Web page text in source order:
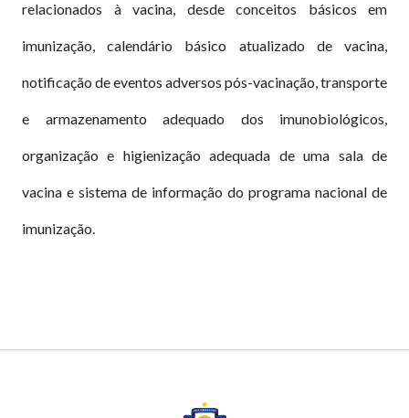
relacionados à vacina, desde conceitos básicos em
imunização, calendário básico atualizado de vacina,
notificação de eventos adversos pós-vacinação, transporte
e armazenamento adequado dos imunobiológicos,
organização e higienização adequada de uma sala de
vacina e sistema de informação do programa nacional de
imunização.